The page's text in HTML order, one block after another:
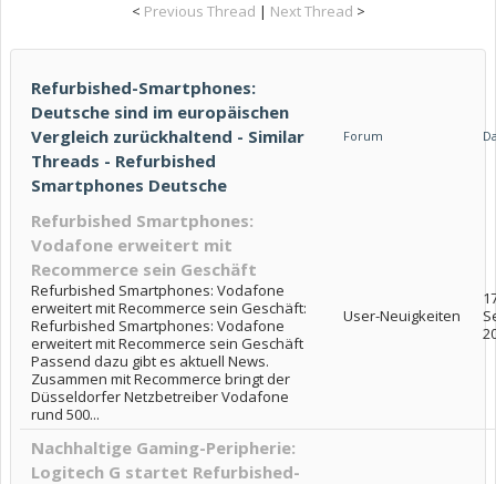
< Previous Thread | Next Thread >
Refurbished-Smartphones:
Deutsche sind im europäischen
Vergleich zurückhaltend - Similar
Threads - Refurbished
Smartphones Deutsche
Forum
Refurbished Smartphones:
Vodafone erweitert mit
Recommerce sein Geschäft
Refurbished Smartphones: Vodafone
erweitert mit Recommerce sein Geschäft:
Refurbished Smartphones: Vodafone
erweitert mit Recommerce sein Geschäft
Passend dazu gibt es aktuell News.
Zusammen mit Recommerce bringt der
Düsseldorfer Netzbetreiber Vodafone
rund 500...
User-Neuigkeiten
Nachhaltige Gaming-Peripherie:
Logitech G startet Refurbished-